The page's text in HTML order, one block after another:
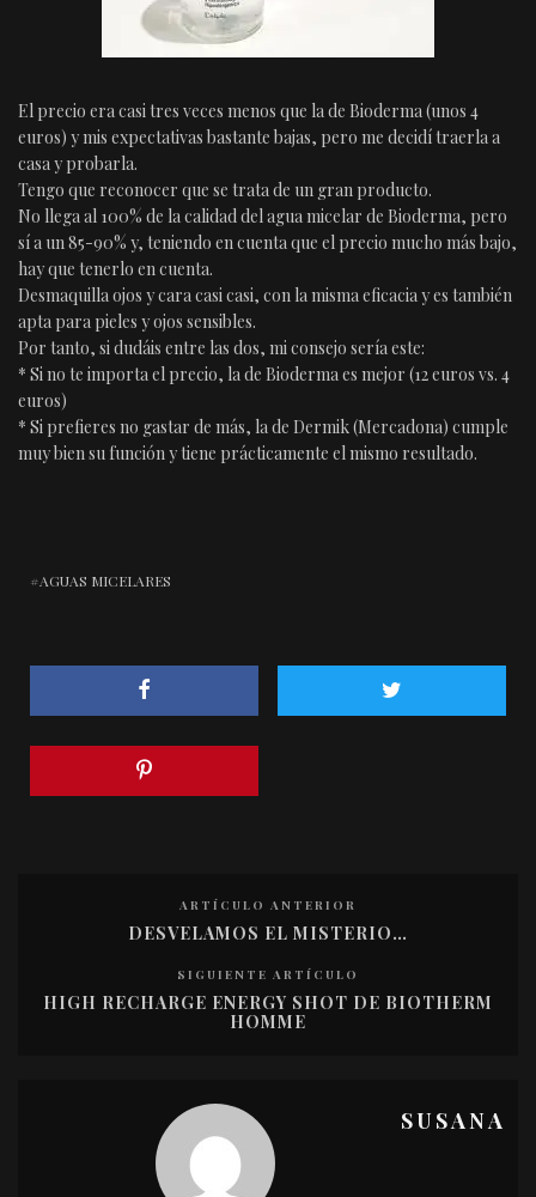
El precio era casi tres veces menos que la de Bioderma (unos 4
euros) y mis expectativas bastante bajas, pero me decidí traerla a
casa y probarla.
Tengo que reconocer que se trata de un gran producto.
No llega al 100% de la calidad del agua micelar de Bioderma, pero
sí a un 85-90% y, teniendo en cuenta que el precio mucho más bajo,
hay que tenerlo en cuenta.
Desmaquilla ojos y cara casi casi, con la misma eficacia y es también
apta para pieles y ojos sensibles.
Por tanto, si dudáis entre las dos, mi consejo sería este:
* Si no te importa el precio, la de Bioderma es mejor (12 euros vs. 4
euros)
* Si prefieres no gastar de más, la de Dermik (Mercadona) cumple
muy bien su función y tiene prácticamente el mismo resultado.
AGUAS MICELARES
ARTÍCULO ANTERIOR
DESVELAMOS EL MISTERIO…
SIGUIENTE ARTÍCULO
HIGH RECHARGE ENERGY SHOT DE BIOTHERM
HOMME
SUSANA